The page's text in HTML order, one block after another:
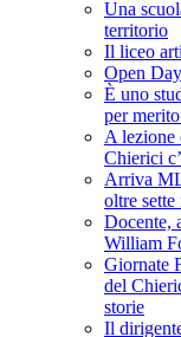
Una
territorio
Il liceo
Open
È uno
per
A lezione
Chierici
Arriva
oltre
Docente,
William
Giornate
del
storie
Il